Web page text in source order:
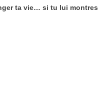
ta vie… si tu lui montres